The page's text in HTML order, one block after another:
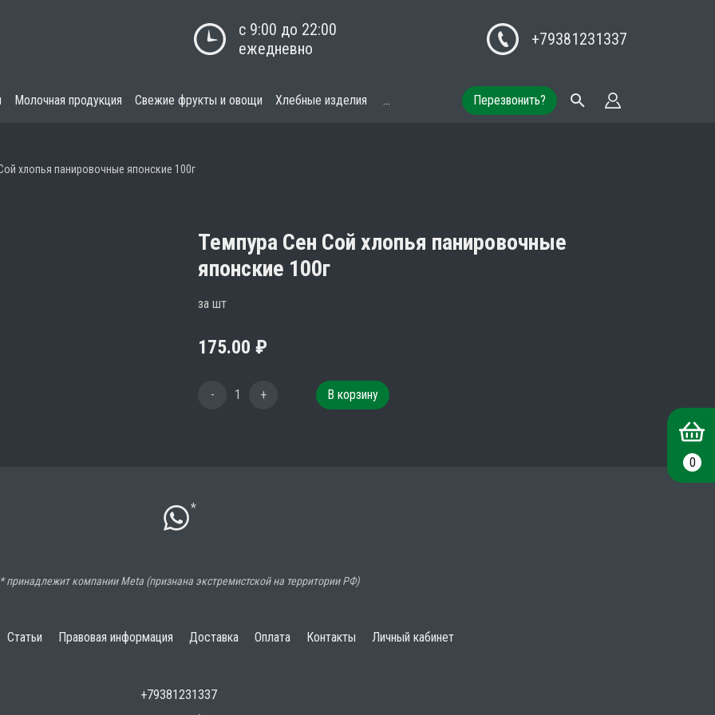
с 9:00 до 22:00
ежедневно
+79381231337
Молочная продукция Свежие фрукты и овощи Хлебные изделия ... Перезвонить?
хлопья панировочные японские 100г
Темпура Сен Сой хлопья панировочные
японские 100г
за шт
175.00 ₽
- 1 + В корзину
*
* принадлежит компании Meta (признана экстремистской на территории РФ)
Статьи Правовая информация Доставка Оплата Контакты Личный кабинет
+79381231337
0